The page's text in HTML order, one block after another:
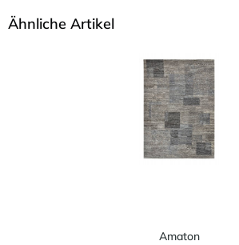
Ähnliche Artikel
Amaton